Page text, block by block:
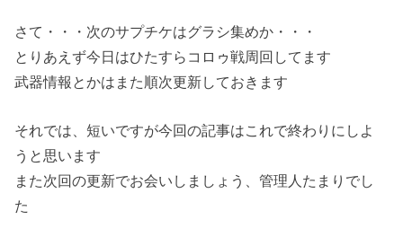
さて・・・次のサプチケはグラシ集めか・・・
とりあえず今日はひたすらコロゥ戦周回してます
武器情報とかはまた順次更新しておきます
それでは、短いですが今回の記事はこれで終わりにしよ
うと思います
また次回の更新でお会いしましょう、管理人たまりでし
た